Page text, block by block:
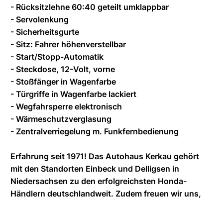
- Rücksitzlehne 60:40 geteilt umklappbar
- Servolenkung
- Sicherheitsgurte
- Sitz: Fahrer höhenverstellbar
- Start/Stopp-Automatik
- Steckdose, 12-Volt, vorne
- Stoßfänger in Wagenfarbe
- Türgriffe in Wagenfarbe lackiert
- Wegfahrsperre elektronisch
- Wärmeschutzverglasung
- Zentralverriegelung m. Funkfernbedienung
Erfahrung seit 1971! Das Autohaus Kerkau gehört
mit den Standorten Einbeck und Delligsen in
Niedersachsen zu den erfolgreichsten Honda-
Händlern deutschlandweit. Zudem freuen wir uns,